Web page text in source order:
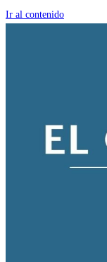
Ir al contenido